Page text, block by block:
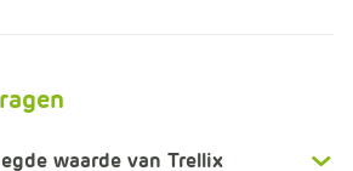
waarde van Trellix